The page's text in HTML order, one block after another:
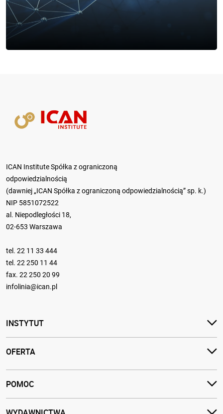
ICAN Institute Spółka z ograniczoną
odpowiedzialnością
(dawniej „ICAN Spółka z ograniczoną odpowiedzialnością” sp. k.)
NIP 5851072522
al. Niepodległości 18,
02-653 Warszawa
tel. 22 11 33 444
tel. 22 250 11 44
fax. 22 250 20 99
infolinia@ican.pl
INSTYTUT
OFERTA
POMOC